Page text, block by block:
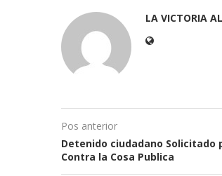
LA VICTORIA
Pos anterior
Detenido ciudadano Solicitado
Contra la Cosa Publica